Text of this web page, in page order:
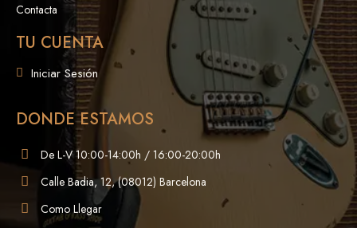
Contacta
TU CUENTA
Iniciar Sesión
DONDE ESTAMOS
De L-V 10:00-14:00h / 16:00-20:00h
Calle Badia, 12, (08012) Barcelona
Como Llegar